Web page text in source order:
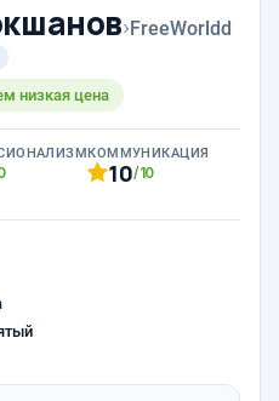
›FreeWorldd
низкая цена
КОММУНИКАЦИЯ
10/10